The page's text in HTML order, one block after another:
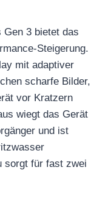
Gen 3 bietet das
Steigerung.
mit adaptiver
scharfe Bilder,
vor Kratzern
wiegt das Gerät
und ist
sorgt für fast zwei